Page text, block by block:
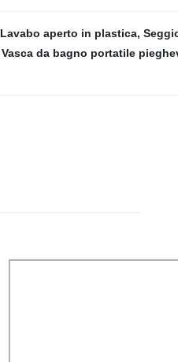
Lavabo aperto in plastica,
Vasca da bagno portatile